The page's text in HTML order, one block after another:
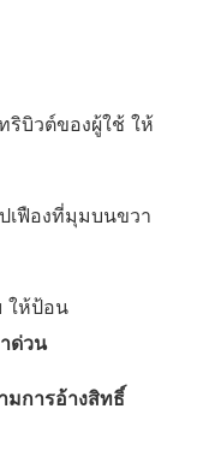
ริบิวต์ของผู้ใช้ ให้
เฟืองที่มุมบนขวา
ให้ป้อน
ด่วน
มการอ้างสิทธิ์